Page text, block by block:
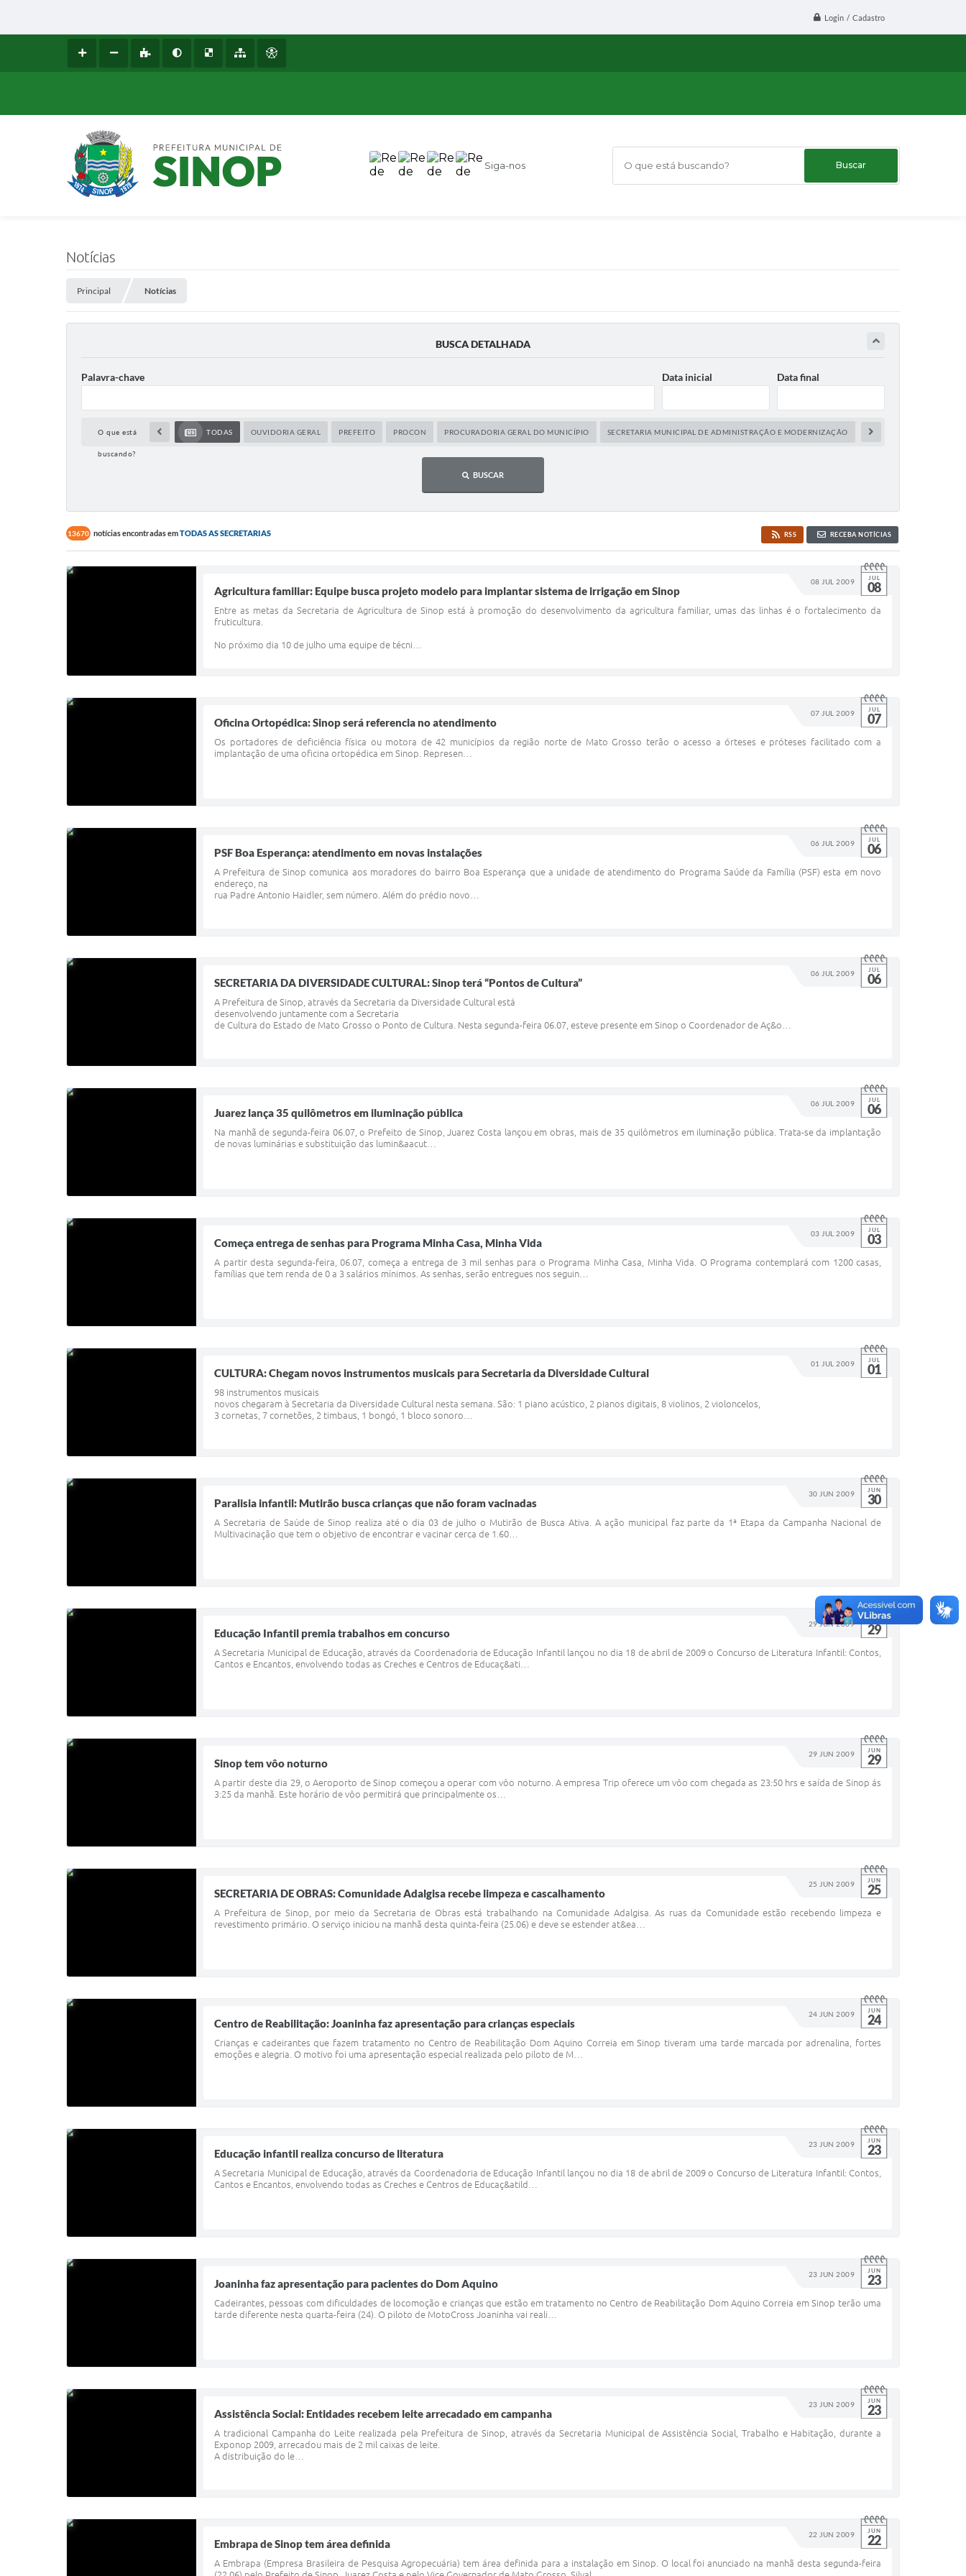
Login / Cadastro
Siga-nos O que está buscando?
Notícias
Principal Notícias
BUSCA DETALHADA
Palavra-chave Data inicial Data final
O que está
buscando?
TODAS OUVIDORIA GERAL PREFEITO PROCON PROCURADORIA GERAL DO MUNICÍPIO SECRETARIA MUNICIPAL DE ADMINISTRAÇÃO E MODERNIZAÇÃO SECRETARIA MUNICIPAL
BUSCAR
13670 notícias encontradas emTODAS AS SECRETARIAS RSS RECEBA NOTÍCIAS
08 JUL 2009 JUL
08
Agricultura familiar: Equipe busca projeto modelo para implantar sistema de irrigação em Sinop
Entre as metas da Secretaria de Agricultura de Sinop está à promoção do desenvolvimento da agricultura familiar, umas das linhas é o fortalecimento da
fruticultura.
No próximo dia 10 de julho uma equipe de técni…
07 JUL 2009 JUL
07
Oficina Ortopédica: Sinop será referencia no atendimento
Os portadores de deficiência física ou motora de 42 municípios da região norte de Mato Grosso terão o acesso a órteses e próteses facilitado com a
implantação de uma oficina ortopédica em Sinop. Represen…
06 JUL 2009 JUL
06
PSF Boa Esperança: atendimento em novas instalações
A Prefeitura de Sinop comunica aos moradores do bairro Boa Esperança que a unidade de atendimento do Programa Saúde da Família (PSF) esta em novo
endereço, na
rua Padre Antonio Haidler, sem número. Além do prédio novo…
06 JUL 2009 JUL
06
SECRETARIA DA DIVERSIDADE CULTURAL: Sinop terá “Pontos de Cultura”
A Prefeitura de Sinop, através da Secretaria da Diversidade Cultural está
desenvolvendo juntamente com a Secretaria
de Cultura do Estado de Mato Grosso o Ponto de Cultura. Nesta segunda-feira 06.07, esteve presente em Sinop o Coordenador de Aç&o…
06 JUL 2009 JUL
06
Juarez lança 35 quilômetros em iluminação pública
Na manhã de segunda-feira 06.07, o Prefeito de Sinop, Juarez Costa lançou em obras, mais de 35 quilômetros em iluminação pública. Trata-se da implantação
de novas luminárias e substituição das lumin&aacut…
03 JUL 2009 JUL
03
Começa entrega de senhas para Programa Minha Casa, Minha Vida
A partir desta segunda-feira, 06.07, começa a entrega de 3 mil senhas para o Programa Minha Casa, Minha Vida. O Programa contemplará com 1200 casas,
famílias que tem renda de 0 a 3 salários mínimos. As senhas, serão entregues nos seguin…
01 JUL 2009 JUL
01
CULTURA: Chegam novos instrumentos musicais para Secretaria da Diversidade Cultural
98 instrumentos musicais
novos chegaram à Secretaria da Diversidade Cultural nesta semana. São: 1 piano acústico, 2 pianos digitais, 8 violinos, 2 violoncelos,
3 cornetas, 7 cornetões, 2 timbaus, 1 bongó, 1 bloco sonoro…
30 JUN 2009 JUN
30
Paralisia infantil: Mutirão busca crianças que não foram vacinadas
A Secretaria de Saúde de Sinop realiza até o dia 03 de julho o Mutirão de Busca Ativa. A ação municipal faz parte da 1ª Etapa da Campanha Nacional de
Multivacinação que tem o objetivo de encontrar e vacinar cerca de 1.60…
29 JUN 2009 JUN
29
Educação Infantil premia trabalhos em concurso
A Secretaria Municipal de Educação, através da Coordenadoria de Educação Infantil lançou no dia 18 de abril de 2009 o Concurso de Literatura Infantil: Contos,
Cantos e Encantos, envolvendo todas as Creches e Centros de Educaç&ati…
29 JUN 2009 JUN
29
Sinop tem vôo noturno
A partir deste dia 29, o Aeroporto de Sinop começou a operar com vôo noturno. A empresa Trip oferece um vôo com chegada as 23:50 hrs e saída de Sinop ás
3:25 da manhã. Este horário de vôo permitirá que principalmente os…
25 JUN 2009 JUN
25
SECRETARIA DE OBRAS: Comunidade Adalgisa recebe limpeza e cascalhamento
A Prefeitura de Sinop, por meio da Secretaria de Obras está trabalhando na Comunidade Adalgisa. As ruas da Comunidade estão recebendo limpeza e
revestimento primário. O serviço iniciou na manhã desta quinta-feira (25.06) e deve se estender at&ea…
24 JUN 2009 JUN
24
Centro de Reabilitação: Joaninha faz apresentação para crianças especiais
Crianças e cadeirantes que fazem tratamento no Centro de Reabilitação Dom Aquino Correia em Sinop tiveram uma tarde marcada por adrenalina, fortes
emoções e alegria. O motivo foi uma apresentação especial realizada pelo piloto de M…
23 JUN 2009 JUN
23
Educação infantil realiza concurso de literatura
A Secretaria Municipal de Educação, através da Coordenadoria de Educação Infantil lançou no dia 18 de abril de 2009 o Concurso de Literatura Infantil: Contos,
Cantos e Encantos, envolvendo todas as Creches e Centros de Educaç&atild…
23 JUN 2009 JUN
23
Joaninha faz apresentação para pacientes do Dom Aquino
Cadeirantes, pessoas com dificuldades de locomoção e crianças que estão em tratamento no Centro de Reabilitação Dom Aquino Correia em Sinop terão uma
tarde diferente nesta quarta-feira (24). O piloto de MotoCross Joaninha vai reali…
23 JUN 2009 JUN
23
Assistência Social: Entidades recebem leite arrecadado em campanha
A tradicional Campanha do Leite realizada pela Prefeitura de Sinop, através da Secretaria Municipal de Assistência Social, Trabalho e Habitação, durante a
Exponop 2009, arrecadou mais de 2 mil caixas de leite.
A distribuição do le…
22 JUN 2009 JUN
22
Embrapa de Sinop tem área definida
A Embrapa (Empresa Brasileira de Pesquisa Agropecuária) tem área definida para a instalação em Sinop. O local foi anunciado na manhã desta segunda-feira